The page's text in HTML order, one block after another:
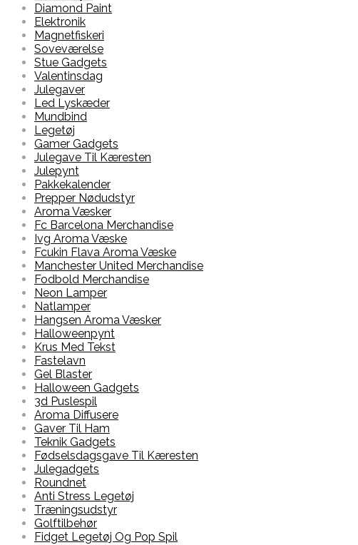
Diamond Paint
Elektronik
Magnetfiskeri
Soveværelse
Stue Gadgets
Valentinsdag
Julegaver
Led Lyskæder
Mundbind
Legetøj
Gamer Gadgets
Julegave Til Kæresten
Julepynt
Pakkekalender
Prepper Nødudstyr
Aroma Væsker
Fc Barcelona Merchandise
Ivg Aroma Væske
Fcukin Flava Aroma Væske
Manchester United Merchandise
Fodbold Merchandise
Neon Lamper
Natlamper
Hangsen Aroma Væsker
Halloweenpynt
Krus Med Tekst
Fastelavn
Gel Blaster
Halloween Gadgets
3d Puslespil
Aroma Diffusere
Gaver Til Ham
Teknik Gadgets
Fødselsdagsgave Til Kæresten
Julegadgets
Roundnet
Anti Stress Legetøj
Træningsudstyr
Golftilbehør
Fidget Legetøj Og Pop Spil